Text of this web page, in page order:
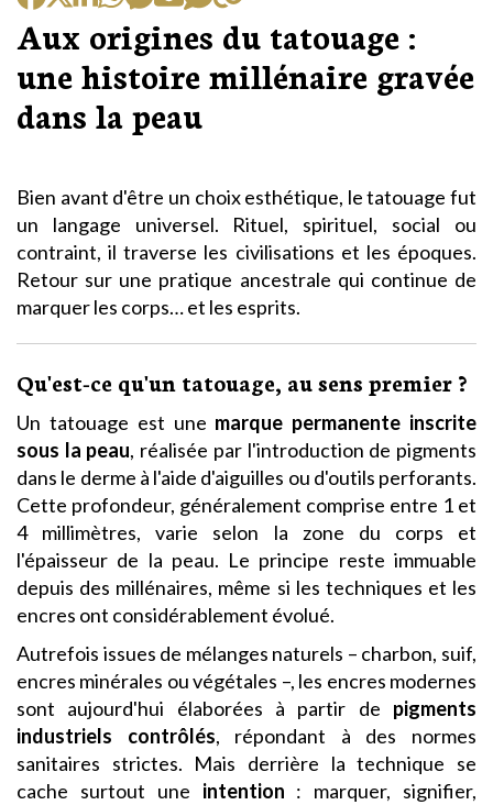
Aux origines du tatouage :
une histoire millénaire gravée
dans la peau
Bien avant d'être un choix esthétique, le tatouage fut
un langage universel. Rituel, spirituel, social ou
contraint, il traverse les civilisations et les époques.
Retour sur une pratique ancestrale qui continue de
marquer les corps… et les esprits.
Qu'est-ce qu'un tatouage, au sens premier ?
Un tatouage est une marque permanente inscrite
sous la peau, réalisée par l'introduction de pigments
dans le derme à l'aide d'aiguilles ou d'outils perforants.
Cette profondeur, généralement comprise entre 1 et
4 millimètres, varie selon la zone du corps et
l'épaisseur de la peau. Le principe reste immuable
depuis des millénaires, même si les techniques et les
encres ont considérablement évolué.
Autrefois issues de mélanges naturels – charbon, suif,
encres minérales ou végétales –, les encres modernes
sont aujourd'hui élaborées à partir de pigments
industriels contrôlés, répondant à des normes
sanitaires strictes. Mais derrière la technique se
cache surtout une intention : marquer, signifier,